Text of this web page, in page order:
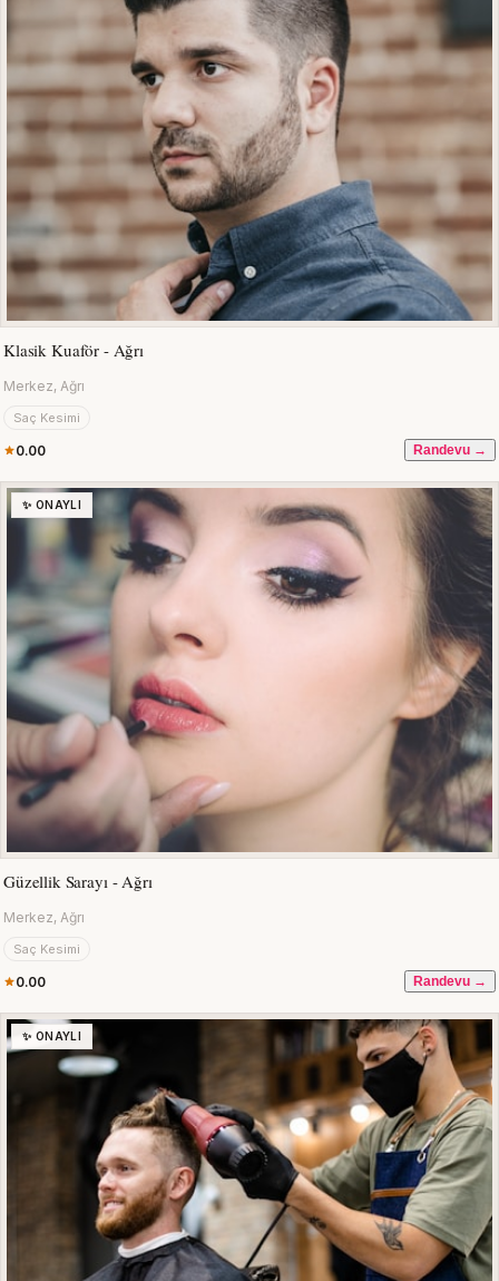
Klasik Kuaför - Ağrı
Merkez, Ağrı
Saç Kesimi
0.00 Randevu →
✨ ONAYLI
Güzellik Sarayı - Ağrı
Merkez, Ağrı
Saç Kesimi
0.00 Randevu →
✨ ONAYLI